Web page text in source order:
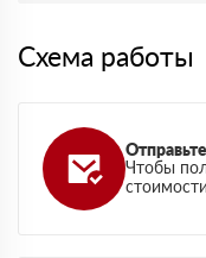
Схема работы
Чтобы
стоимости